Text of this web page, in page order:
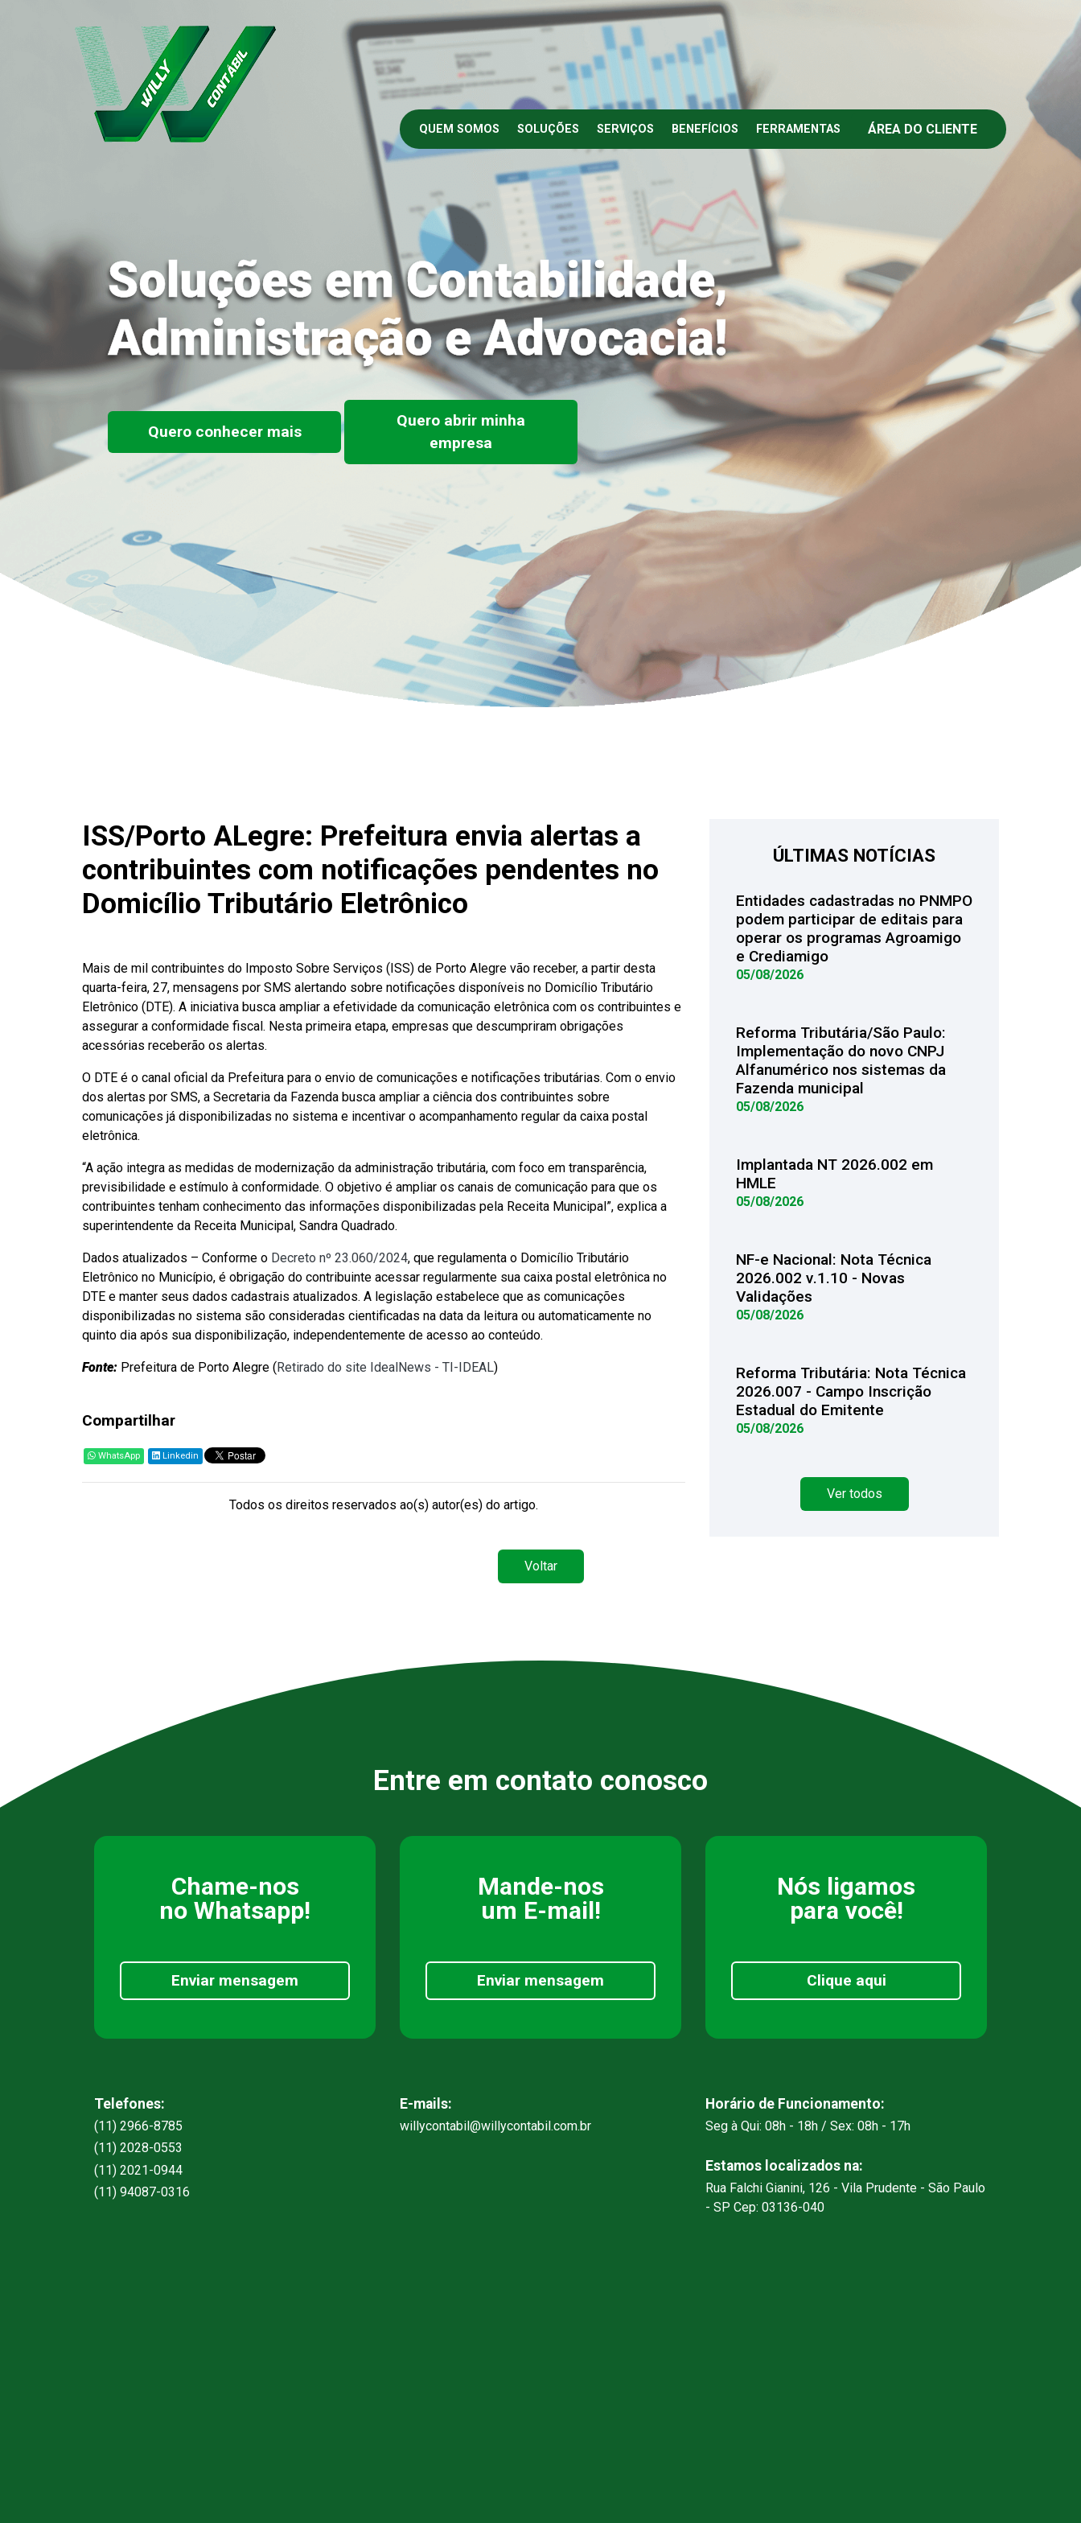
QUEM SOMOS SOLUÇÕES SERVIÇOS BENEFÍCIOS FERRAMENTAS ÁREA DO CLIENTE
Soluções em Contabilidade,
Administração e Advocacia!
Quero conhecer mais
Quero abrir minha
empresa
ISS/Porto ALegre: Prefeitura envia alertas a
contribuintes com notificações pendentes no
Domicílio Tributário Eletrônico
Mais de mil contribuintes do Imposto Sobre Serviços (ISS) de Porto Alegre vão receber, a partir desta
quarta-feira, 27, mensagens por SMS alertando sobre notificações disponíveis no Domicílio Tributário
Eletrônico (DTE). A iniciativa busca ampliar a efetividade da comunicação eletrônica com os contribuintes e
assegurar a conformidade fiscal. Nesta primeira etapa, empresas que descumpriram obrigações
acessórias receberão os alertas.
O DTE é o canal oficial da Prefeitura para o envio de comunicações e notificações tributárias. Com o envio
dos alertas por SMS, a Secretaria da Fazenda busca ampliar a ciência dos contribuintes sobre
comunicações já disponibilizadas no sistema e incentivar o acompanhamento regular da caixa postal
eletrônica.
“A ação integra as medidas de modernização da administração tributária, com foco em transparência,
previsibilidade e estímulo à conformidade. O objetivo é ampliar os canais de comunicação para que os
contribuintes tenham conhecimento das informações disponibilizadas pela Receita Municipal”, explica a
superintendente da Receita Municipal, Sandra Quadrado.
Dados atualizados – Conforme o Decreto nº 23.060/2024, que regulamenta o Domicílio Tributário
Eletrônico no Município, é obrigação do contribuinte acessar regularmente sua caixa postal eletrônica no
DTE e manter seus dados cadastrais atualizados. A legislação estabelece que as comunicações
disponibilizadas no sistema são consideradas cientificadas na data da leitura ou automaticamente no
quinto dia após sua disponibilização, independentemente de acesso ao conteúdo.
Fonte: Prefeitura de Porto Alegre (Retirado do site IdealNews - TI-IDEAL)
Compartilhar
WhatsApp Linkedin
Todos os direitos reservados ao(s) autor(es) do artigo.
ÚLTIMAS NOTÍCIAS
Entidades cadastradas no PNMPO
podem participar de editais para
operar os programas Agroamigo
e Crediamigo
05/08/2026
Reforma Tributária/São Paulo:
Implementação do novo CNPJ
Alfanumérico nos sistemas da
Fazenda municipal
05/08/2026
Implantada NT 2026.002 em
HMLE
05/08/2026
NF-e Nacional: Nota Técnica
2026.002 v.1.10 - Novas
Validações
05/08/2026
Reforma Tributária: Nota Técnica
2026.007 - Campo Inscrição
Estadual do Emitente
05/08/2026
Ver todos
Voltar
Entre em contato conosco
Chame-nos
no Whatsapp!
Enviar mensagem
Mande-nos
um E-mail!
Enviar mensagem
Nós ligamos
para você!
Clique aqui
Telefones:
(11) 2966-8785
(11) 2028-0553
(11) 2021-0944
(11) 94087-0316
E-mails:
willycontabil@willycontabil.com.br
Horário de Funcionamento:
Seg à Qui: 08h - 18h / Sex: 08h - 17h
Estamos localizados na:
Rua Falchi Gianini, 126 - Vila Prudente - São Paulo
- SP Cep: 03136-040